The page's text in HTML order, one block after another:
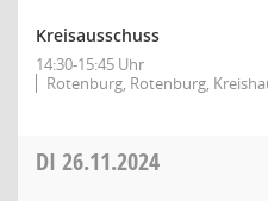
Kreisausschuss
14:30-15:45 Uhr
Rotenburg, Rotenburg,
DI 26.11.2024